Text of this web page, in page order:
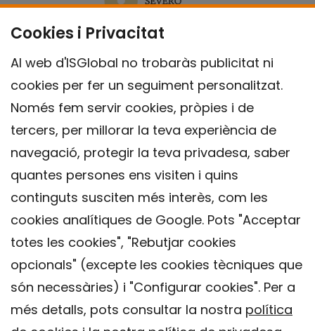
Cookies i Privacitat
Al web d'ISGlobal no trobaràs publicitat ni
cookies per fer un seguiment personalitzat.
Només fem servir cookies, pròpies i de
tercers, per millorar la teva experiència de
navegació, protegir la teva privadesa, saber
quantes persones ens visiten i quins
continguts susciten més interès, com les
cookies analítiques de Google. Pots "Acceptar
totes les cookies", "Rebutjar cookies
opcionals" (excepte les cookies tècniques que
són necessàries) i "Configurar cookies". Per a
més detalls, pots consultar la nostra política
Contacte
Política de privacitat